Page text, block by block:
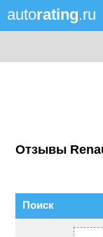
autorating.ru
Отзывы
Поиск